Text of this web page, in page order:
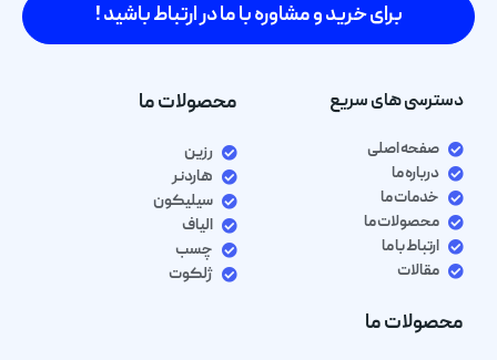
برای خرید و مشاوره با ما در ارتباط باشید !
دسترسی های سریع
صفحه اصلی
درباره ما
خدمات ما
محصولات ما
ارتباط با ما
مقالات
محصولات ما
رزین
هاردنر
سیلیکون
الیاف
چسب
ژلکوت
محصولات ما